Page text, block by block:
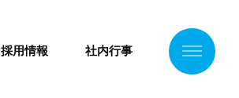
採用情報 社内行事